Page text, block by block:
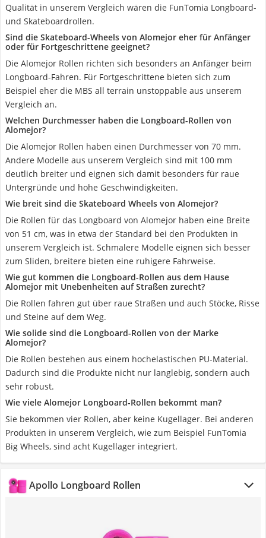
Qualität in unserem Vergleich wären die FunTomia Longboard-
und Skateboardrollen.
Sind die Skateboard-Wheels von Alomejor eher für Anfänger
oder für Fortgeschrittene geeignet?
Die Alomejor Rollen richten sich besonders an Anfänger beim
Longboard-Fahren. Für Fortgeschrittene bieten sich zum
Beispiel eher die MBS all terrain unstoppable aus unserem
Vergleich an.
Welchen Durchmesser haben die Longboard-Rollen von
Alomejor?
Die Alomejor Rollen haben einen Durchmesser von 70 mm.
Andere Modelle aus unserem Vergleich sind mit 100 mm
deutlich breiter und eignen sich damit besonders für raue
Untergründe und hohe Geschwindigkeiten.
Wie breit sind die Skateboard Wheels von Alomejor?
Die Rollen für das Longboard von Alomejor haben eine Breite
von 51 cm, was in etwa der Standard bei den Produkten in
unserem Vergleich ist. Schmalere Modelle eignen sich besser
zum Sliden, breitere bieten eine ruhigere Fahrweise.
Wie gut kommen die Longboard-Rollen aus dem Hause
Alomejor mit Unebenheiten auf Straßen zurecht?
Die Rollen fahren gut über raue Straßen und auch Stöcke, Risse
und Steine auf dem Weg.
Wie solide sind die Longboard-Rollen von der Marke
Alomejor?
Die Rollen bestehen aus einem hochelastischen PU-Material.
Dadurch sind die Produkte nicht nur langlebig, sondern auch
sehr robust.
Wie viele Alomejor Longboard-Rollen bekommt man?
Sie bekommen vier Rollen, aber keine Kugellager. Bei anderen
Produkten in unserem Vergleich, wie zum Beispiel FunTomia
Big Wheels, sind acht Kugellager integriert.
Apollo Longboard Rollen